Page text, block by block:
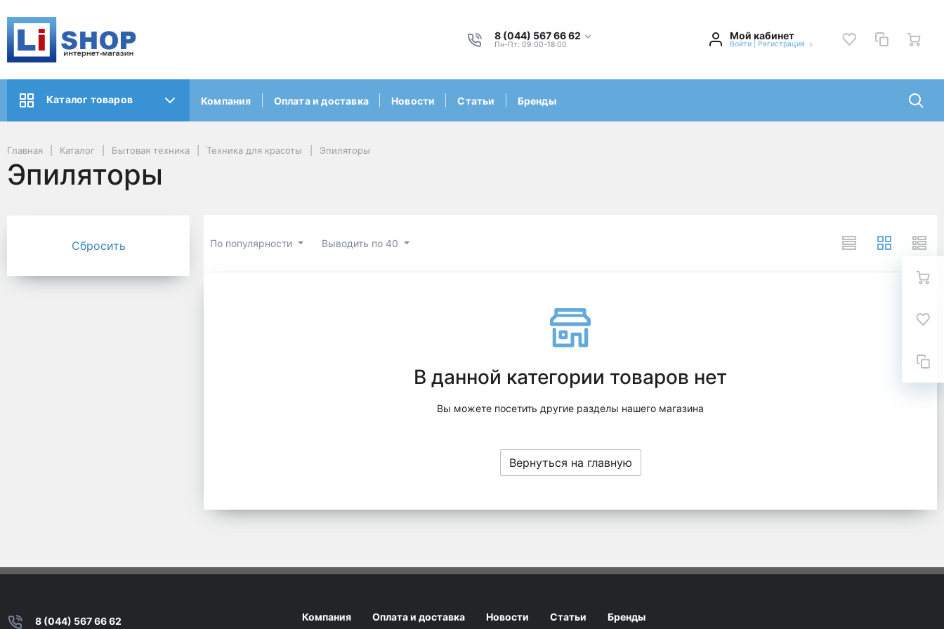
8 (044) 567 66 62
Пн-Пт: 09:00-18:00
Мой кабинет
Войти Регистрация
Каталог товаров Компания Оплата и доставка Новости Статьи Бренды
Главная Каталог Бытовая техника Техника для красоты Эпиляторы
Эпиляторы
По популярности Выводить по 40
В данной категории товаров нет
Вы можете посетить другие разделы нашего магазина
Вернуться на главную
8 (044) 567 66 62 Компания Оплата и доставка Новости Статьи Бренды